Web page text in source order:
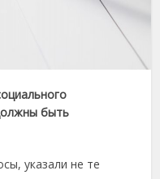
быть
указали не те